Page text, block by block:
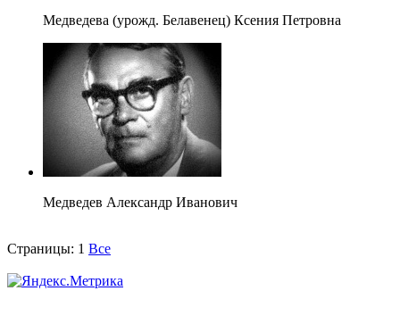
Медведева (урожд. Белавенец) Ксения Петровна
Медведев Александр Иванович
Страницы: 1 Все